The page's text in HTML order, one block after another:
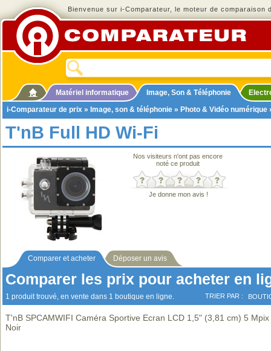
Bienvenue sur i-Comparateur, le moteur de comparaison
Matériel informatique Image, Son & Téléphonie
i-Comparateur de prix » Image, son & téléphonie » Photo & Vidéo numérique
T'nB Full HD Wi-Fi
Nos visiteurs n'ont pas encore
noté ce produit
Je donne mon avis !
Comparer et acheter Déposer un avis
Comparer les prix pour acheter en
1 produit trouvé, en vente dans 1 boutique en ligne. TRIER PAR :
T'nB SPCAMWIFI Caméra Sportive Ecran LCD 1,5" (3,81 cm) 5
Noir